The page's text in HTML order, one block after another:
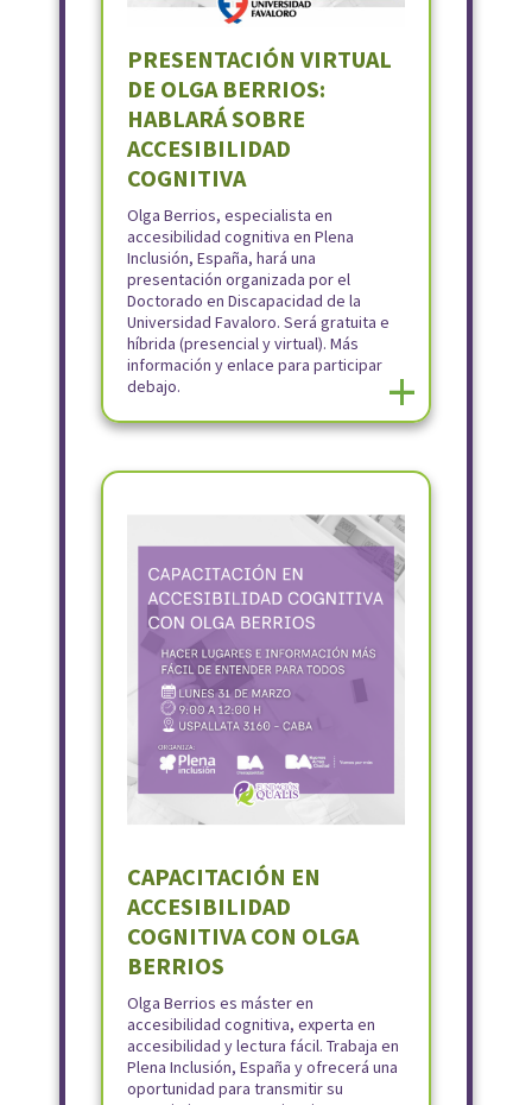
PRESENTACIÓN VIRTUAL
DE OLGA BERRIOS:
HABLARÁ SOBRE
ACCESIBILIDAD
COGNITIVA
Olga Berrios, especialista en
accesibilidad cognitiva en Plena
Inclusión, España, hará una
presentación organizada por el
Doctorado en Discapacidad de la
Universidad Favaloro. Será gratuita e
híbrida (presencial y virtual). Más
información y enlace para participar
debajo.
+
CAPACITACIÓN EN
ACCESIBILIDAD
COGNITIVA CON OLGA
BERRIOS
Olga Berrios es máster en
accesibilidad cognitiva, experta en
accesibilidad y lectura fácil. Trabaja en
Plena Inclusión, España y ofrecerá una
oportunidad para transmitir su